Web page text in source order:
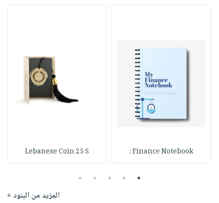
Finance Notebook :
Lebanese Coin 25 S
1
2
3
4
5
المزيد من البنود »